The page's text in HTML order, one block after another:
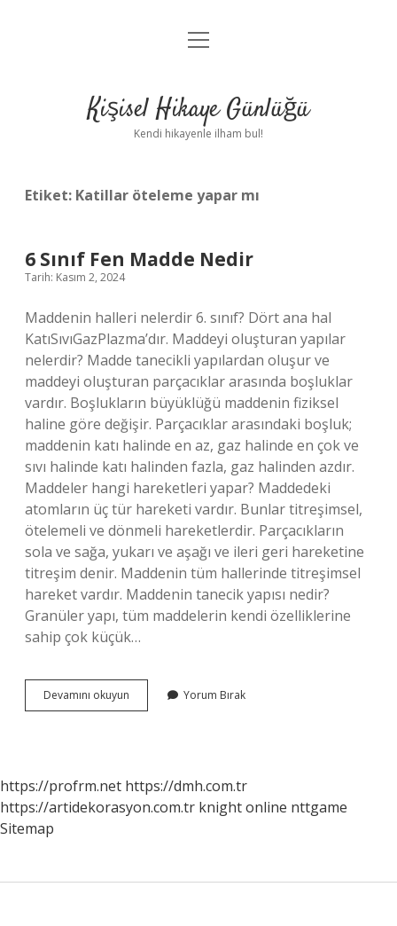
Anasayfa
Yasal Uyarı
menüyü
Kişisel Hikaye Günlüğü
Kendi hikayenle ilham bul!
Etiket: Katillar öteleme yapar mı
6 Sınıf Fen Madde Nedir
Tarih: Kasım 2, 2024
Maddenin halleri nelerdir 6. sınıf? Dört ana hal
KatıSıvıGazPlazma’dır. Maddeyi oluşturan yapılar
nelerdir? Madde tanecikli yapılardan oluşur ve
maddeyi oluşturan parçacıklar arasında boşluklar
vardır. Boşlukların büyüklüğü maddenin fiziksel
haline göre değişir. Parçacıklar arasındaki boşluk;
maddenin katı halinde en az, gaz halinde en çok ve
sıvı halinde katı halinden fazla, gaz halinden azdır.
Maddeler hangi hareketleri yapar? Maddedeki
atomların üç tür hareketi vardır. Bunlar titreşimsel,
ötelemeli ve dönmeli hareketlerdir. Parçacıkların
sola ve sağa, yukarı ve aşağı ve ileri geri hareketine
titreşim denir. Maddenin tüm hallerinde titreşimsel
hareket vardır. Maddenin tanecik yapısı nedir?
Granüler yapı, tüm maddelerin kendi özelliklerine
sahip çok küçük…
Devamını okuyun
Sınıf
Yorum Bırak
https://profrm.net https://dmh.com.tr
https://artidekorasyon.com.tr knight online nttgame
Sitemap